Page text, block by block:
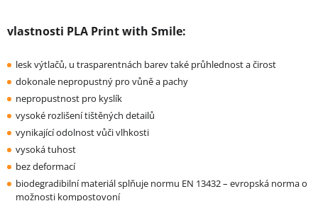
vlastnosti PLA Print with Smile:
lesk výtlačů, u trasparentnách barev také průhlednost a čirost
dokonale nepropustný pro vůně a pachy
nepropustnost pro kyslík
vysoké rozlišení tištěných detailů
vynikající odolnost vůči vlhkosti
vysoká tuhost
bez deformací
biodegradibilní materiál splňuje normu EN 13432 – evropská norma o
možnosti kompostovoní